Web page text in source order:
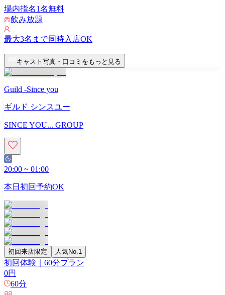
場内指名1名無料
飲み放題
最大3名まで同時入店OK
キャスト写真・口コミをもっと見る
Guild -Since you
ギルド シンスユー
SINCE YOU... GROUP
20:00 ~ 01:00
本日初回予約OK
初回来店限定 人気No.1
初回体験｜60分プラン
0円
60分